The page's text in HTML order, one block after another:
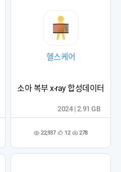
헬스케어
소아 복부 x-ray 합성데이터
조 22,937 관
록
12 다 278
2024 | 2.91 GB